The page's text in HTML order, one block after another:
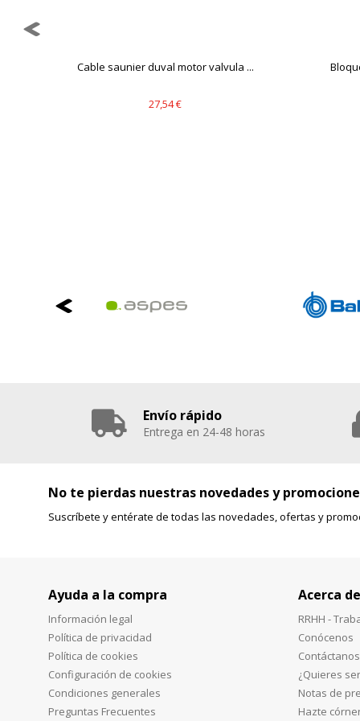
Cable saunier duval motor valvula ...
27,54 €
Envío rápido
Entrega en 24-48 horas
No te pierdas nuestras novedades y
Suscríbete y entérate de todas las novedades, ofertas y
Ayuda a la compra
Información legal
Política de privacidad
Política de cookies
Configuración de cookies
Condiciones generales
Preguntas Frecuentes
Acerca
RRHH -
Conócenos
Contáctanos
¿Quieres
Notas de
Hazte
Puedes volver a configurar tus